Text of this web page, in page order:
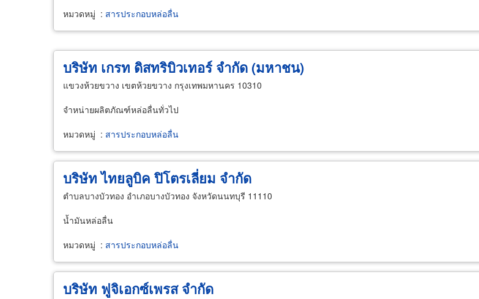
หมวดหมู่ : สารประกอบหล่อลื่น
บริษัท เกรท ดิสทริบิวเทอร์ จำกัด (มหาชน)
แขวงห้วยขวาง เขตห้วยขวาง กรุงเทพมหานคร 10310
จำหน่ายผลิตภัณฑ์หล่อลื่นทั่วไป
หมวดหมู่ : สารประกอบหล่อลื่น
บริษัท ไทยลูบิค ปิโตรเลี่ยม จำกัด
ตำบลบางบัวทอง อำเภอบางบัวทอง จังหวัดนนทบุรี 11110
น้ำมันหล่อลื่น
หมวดหมู่ : สารประกอบหล่อลื่น
บริษัท ฟูจิเอกซ์เพรส จำกัด